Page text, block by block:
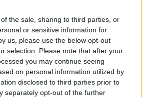
the sale, sharing to third parties, or
or sensitive information for
us, please use the below opt-out
selection. Please note that after your
you may continue seeing
on personal information utilized by
disclosed to third parties prior to
separately opt-out of the further
ήταν η 90χρονη γιαγιά,
πουλούσε
υποδήματα, τα
σε λαϊκή στη
της επιβλήθηκε και